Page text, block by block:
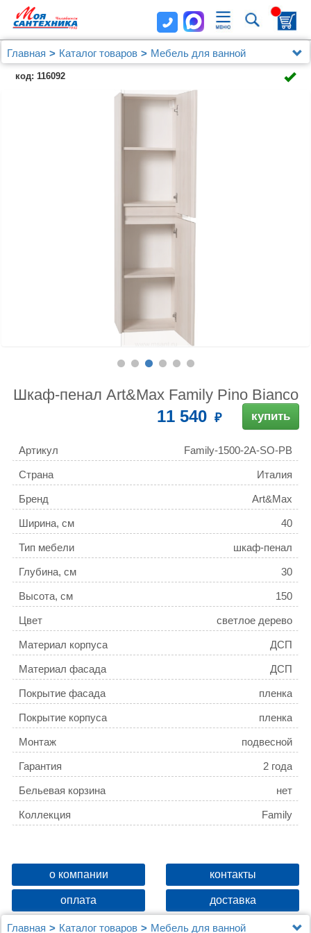
Главная Каталог товаров
Мебель для ванной
Шкафы - пеналы
Шкаф-пенал Art&Max Family Pino Bianco
код: 116092
Шкаф-пенал Art&Max Family Pino Bianco
11 540 купить
Артикул Family-1500-2A-SO-PB
Страна Италия
Бренд Art&Max
Ширина, см 40
Тип мебели шкаф-пенал
Глубина, см 30
Высота, см 150
Цвет светлое дерево
Материал корпуса ДСП
Материал фасада ДСП
Покрытие фасада пленка
Покрытие корпуса пленка
Монтаж подвесной
Гарантия 2 года
Бельевая корзина нет
Коллекция Family
о компании контакты
оплата доставка
Главная Каталог товаров Мебель для ванной